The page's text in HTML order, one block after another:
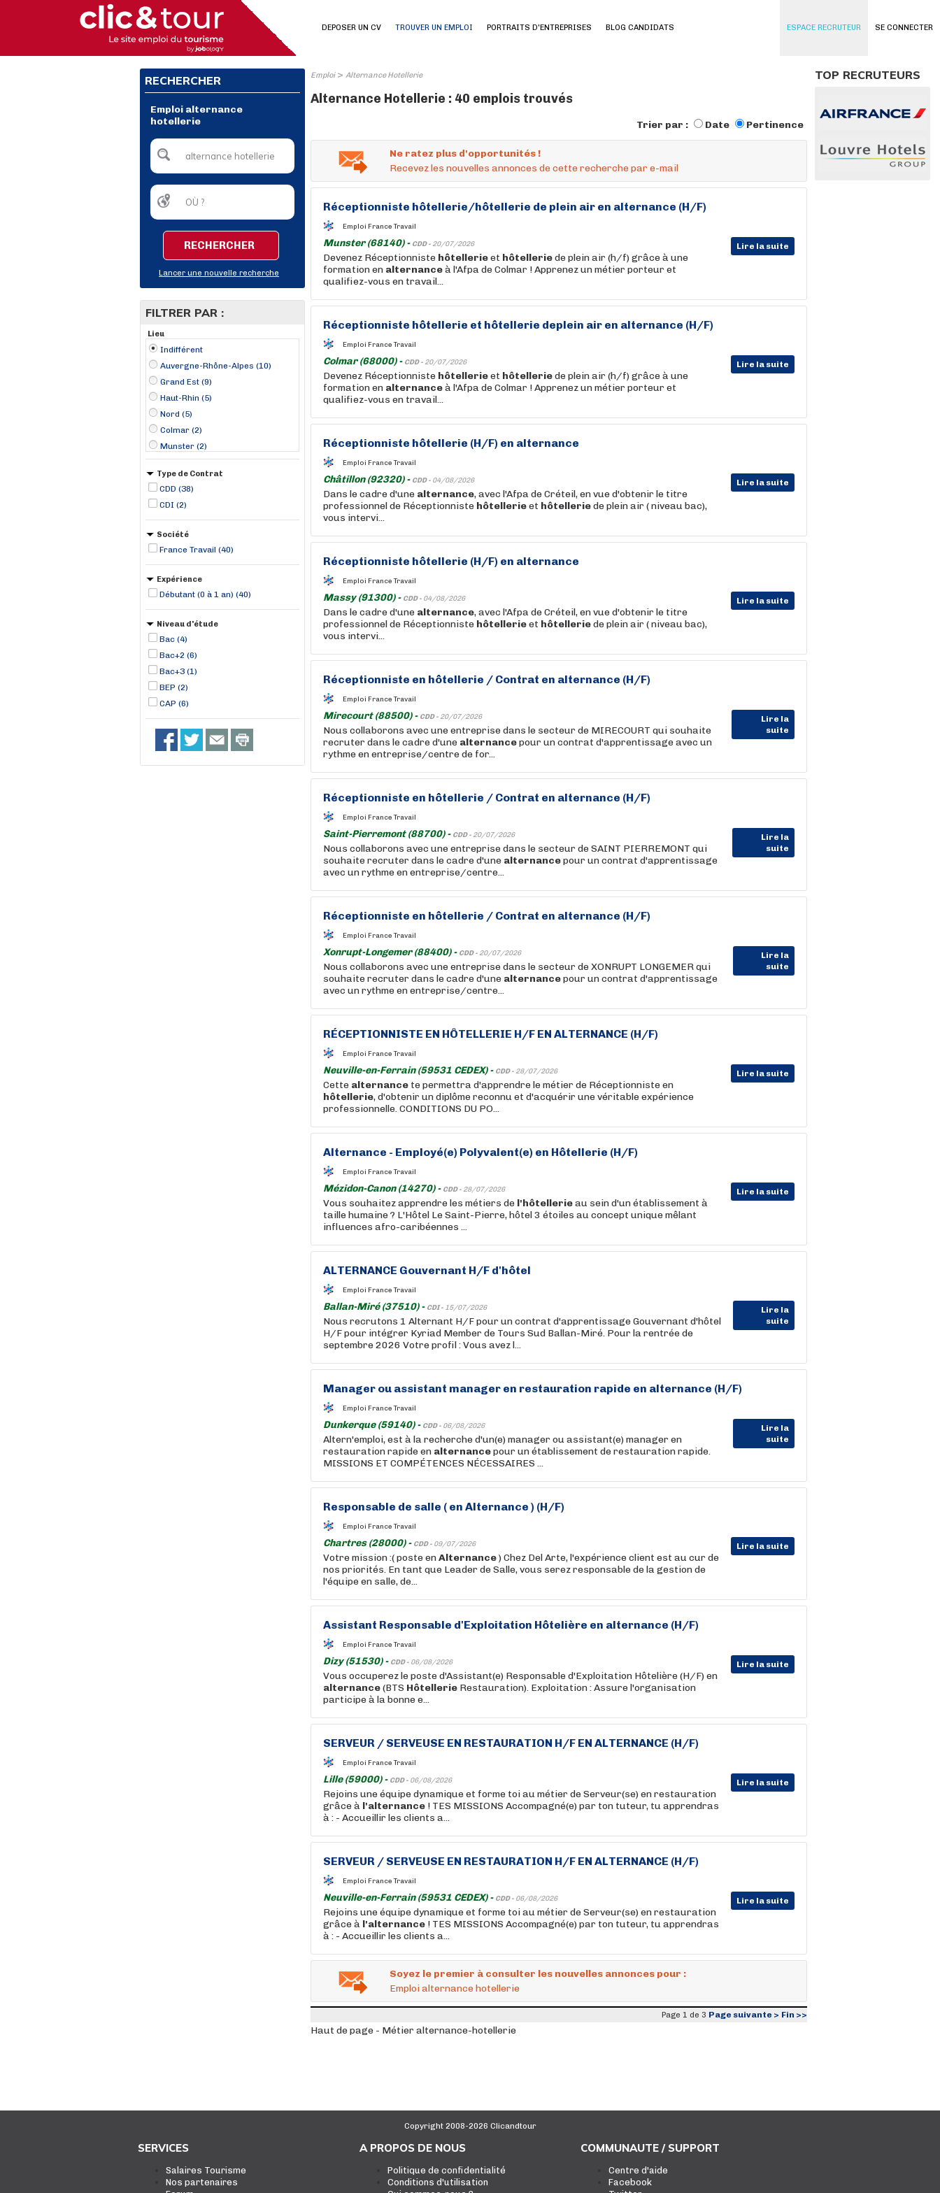
SE CONNECTER
DEPOSER UN CV TROUVER UN EMPLOI PORTRAITS D'ENTREPRISES BLOG CANDIDATS ESPACE RECRUTEUR
RECHERCHER
Emploi alternance
hotellerie
RECHERCHER
Lancer une nouvelle recherche
FILTRER PAR :
Lieu
Indifférent
Auvergne-Rhône-Alpes (10)
Grand Est (9)
Haut-Rhin (5)
Nord (5)
Colmar (2)
Munster (2)
Neuville-en-Ferrain (2)
Aix-en-Provence (1)
Alixan (1)
Ballan-Miré (1)
Béziers (1)
Type de Contrat
CDD (38)
CDI (2)
Société
France Travail (40)
Expérience
Débutant (0 à 1 an) (40)
Niveau d'étude
Bac (4)
Bac+2 (6)
Bac+3 (1)
BEP (2)
CAP (6)
Emploi> Alternance Hotellerie
Alternance Hotellerie : 40 emplois trouvés
Trier par : Date Pertinence
Ne ratez plus d'opportunités !
Recevez les nouvelles annonces de cette recherche par e-mail
Réceptionniste hôtellerie/hôtellerie de plein air en alternance (H/F)
Emploi France Travail
Munster (68140) - CDD - 20/07/2026 Lire la suite
Devenez Réceptionniste hôtellerieet hôtelleriede plein air (h/f) grâce à une
formation en alternanceà l'Afpa de Colmar ! Apprenez un métier porteur et
qualifiez-vous en travail...
Réceptionniste hôtellerie et hôtellerie deplein air en alternance (H/F)
Emploi France Travail
Colmar (68000) - CDD - 20/07/2026 Lire la suite
Devenez Réceptionniste hôtellerieet hôtelleriede plein air (h/f) grâce à une
formation en alternanceà l'Afpa de Colmar ! Apprenez un métier porteur et
qualifiez-vous en travail...
Réceptionniste hôtellerie (H/F) en alternance
Emploi France Travail
Châtillon (92320) - CDD - 04/08/2026 Lire la suite
Dans le cadre d'une alternance, avec l'Afpa de Créteil, en vue d'obtenir le titre
professionnel de Réceptionniste hôtellerieet hôtelleriede plein air ( niveau bac),
vous intervi...
Réceptionniste hôtellerie (H/F) en alternance
Emploi France Travail
Massy (91300) - CDD - 04/08/2026 Lire la suite
Dans le cadre d'une alternance, avec l'Afpa de Créteil, en vue d'obtenir le titre
professionnel de Réceptionniste hôtellerieet hôtelleriede plein air ( niveau bac),
vous intervi...
Réceptionniste en hôtellerie / Contrat en alternance (H/F)
Emploi France Travail
Mirecourt (88500) - CDD - 20/07/2026
Lire la
suite
Nous collaborons avec une entreprise dans le secteur de MIRECOURT qui souhaite
recruter dans le cadre d'une alternancepour un contrat d'apprentissage avec un
rythme en entreprise/centre de for...
Réceptionniste en hôtellerie / Contrat en alternance (H/F)
Emploi France Travail
Saint-Pierremont (88700) - CDD - 20/07/2026
Lire la
suite
Nous collaborons avec une entreprise dans le secteur de SAINT PIERREMONT qui
souhaite recruter dans le cadre d'une alternancepour un contrat d'apprentissage
avec un rythme en entreprise/centre...
Réceptionniste en hôtellerie / Contrat en alternance (H/F)
Emploi France Travail
Xonrupt-Longemer (88400) - CDD - 20/07/2026
Lire la
suite
Nous collaborons avec une entreprise dans le secteur de XONRUPT LONGEMER qui
souhaite recruter dans le cadre d'une alternancepour un contrat d'apprentissage
avec un rythme en entreprise/centre...
RÉCEPTIONNISTE EN HÔTELLERIE H/F EN ALTERNANCE (H/F)
Emploi France Travail
Neuville-en-Ferrain (59531 CEDEX) - CDD - 28/07/2026 Lire la suite
Cette alternance te permettra d'apprendre le métier de Réceptionniste en
hôtellerie, d'obtenir un diplôme reconnu et d'acquérir une véritable expérience
professionnelle. CONDITIONS DU PO...
Alternance - Employé(e) Polyvalent(e) en Hôtellerie (H/F)
Emploi France Travail
Mézidon-Canon (14270) - CDD - 28/07/2026 Lire la suite
Vous souhaitez apprendre les métiers de l'hôtellerieau sein d'un établissement à
taille humaine ? L'Hôtel Le Saint-Pierre, hôtel 3 étoiles au concept unique mêlant
influences afro-caribéennes ...
ALTERNANCE Gouvernant H/F d'hôtel
Emploi France Travail
Ballan-Miré (37510) - CDI - 15/07/2026
Lire la
suite
Nous recrutons 1 Alternant H/F pour un contrat d'apprentissage Gouvernant d'hôtel
H/F pour intégrer Kyriad Member de Tours Sud Ballan-Miré. Pour la rentrée de
septembre 2026 Votre profil : Vous avez l...
Manager ou assistant manager en restauration rapide en alternance (H/F)
Emploi France Travail
Dunkerque (59140) - CDD - 06/08/2026
Lire la
suite
Altern'emploi, est à la recherche d'un(e) manager ou assistant(e) manager en
restauration rapide en alternancepour un établissement de restauration rapide.
MISSIONS ET COMPÉTENCES NÉCESSAIRES ...
Responsable de salle ( en Alternance ) (H/F)
Emploi France Travail
Chartres (28000) - CDD - 09/07/2026 Lire la suite
Votre mission :( poste enAlternance) Chez Del Arte, l'expérience client est au cur de
nos priorités. En tant que Leader de Salle, vous serez responsable de la gestion de
l'équipe en salle, de...
Assistant Responsable d'Exploitation Hôtelière en alternance (H/F)
Emploi France Travail
Dizy (51530) - CDD - 06/08/2026 Lire la suite
Vous occuperez le poste d'Assistant(e) Responsable d'Exploitation Hôtelière (H/F) en
alternance(BTS Hôtellerie Restauration). Exploitation : Assure l'organisation
participe à la bonne e...
SERVEUR / SERVEUSE EN RESTAURATION H/F EN ALTERNANCE (H/F)
Emploi France Travail
Lille (59000) - CDD - 06/08/2026 Lire la suite
Rejoins une équipe dynamique et forme toi au métier de Serveur(se) en restauration
grâce à l'alternance ! TES MISSIONS Accompagné(e) par ton tuteur, tu apprendras
à : - Accueillir les clients a...
SERVEUR / SERVEUSE EN RESTAURATION H/F EN ALTERNANCE (H/F)
Emploi France Travail
Neuville-en-Ferrain (59531 CEDEX) - CDD - 06/08/2026 Lire la suite
Rejoins une équipe dynamique et forme toi au métier de Serveur(se) en restauration
grâce à l'alternance ! TES MISSIONS Accompagné(e) par ton tuteur, tu apprendras
à : - Accueillir les clients a...
Soyez le premier à consulter les nouvelles annonces pour :
Emploi alternance hotellerie
Page 1 de 3 Page suivante > Fin >>
Haut de page - Métier alternance-hotellerie
TOP RECRUTEURS
Copyright 2008-2026 Clicandtour
SERVICES
Salaires Tourisme
Nos partenaires
A PROPOS DE NOUS
Politique de confidentialité
Conditions d'utilisation
COMMUNAUTE / SUPPORT
Centre d'aide
Facebook